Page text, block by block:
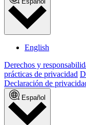
English
Derechos y
prácticas de privacidad
Declaración de
Español